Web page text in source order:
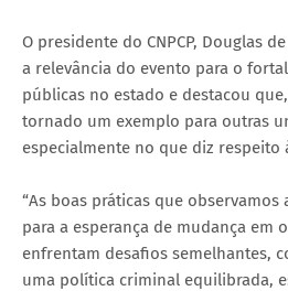
O presidente do CNPCP, Douglas
a relevância do evento para o
públicas no estado e destacou
tornado um exemplo para outras
especialmente no que diz respeito
“As boas práticas que
para a esperança de mudança em
enfrentam desafios semelhantes,
uma política criminal equilibrada,